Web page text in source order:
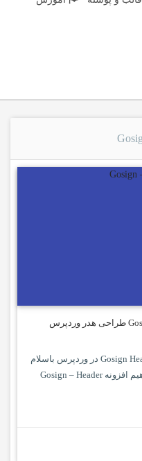
دانلود و نصب افزونه Gosign Header Image Block در وردپرس باسلام
خدمت شما دوستان عزیز.امروز میخواهیم افزونه Gosign – Header